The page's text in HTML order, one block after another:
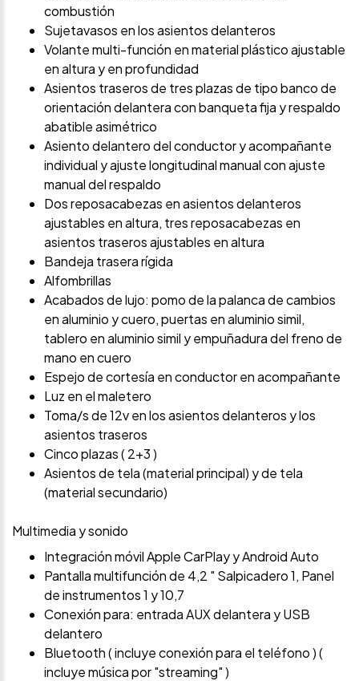
combustión
Sujetavasos en los asientos delanteros
Volante multi-función en material plástico ajustable
en altura y en profundidad
Asientos traseros de tres plazas de tipo banco de
orientación delantera con banqueta fija y respaldo
abatible asimétrico
Asiento delantero del conductor y acompañante
individual y ajuste longitudinal manual con ajuste
manual del respaldo
Dos reposacabezas en asientos delanteros
ajustables en altura, tres reposacabezas en
asientos traseros ajustables en altura
Bandeja trasera rígida
Alfombrillas
Acabados de lujo: pomo de la palanca de cambios
en aluminio y cuero, puertas en aluminio simil,
tablero en aluminio simil y empuñadura del freno de
mano en cuero
Espejo de cortesía en conductor en acompañante
Luz en el maletero
Toma/s de 12v en los asientos delanteros y los
asientos traseros
Cinco plazas ( 2+3 )
Asientos de tela (material principal) y de tela
(material secundario)
Multimedia y sonido
Integración móvil Apple CarPlay y Android Auto
Pantalla multifunción de 4,2 " Salpicadero 1, Panel
de instrumentos 1 y 10,7
Conexión para: entrada AUX delantera y USB
delantero
Bluetooth ( incluye conexión para el teléfono ) (
incluye música por "streaming" )